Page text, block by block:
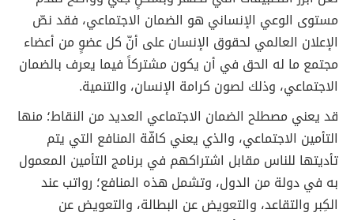
مستوى الوعي الإنساني هو الضمان الاجتماعي، فقد نصّ
الإعلان العالمي لحقوق الإنسان على أنّ كل عضوٍ من أعضاء
مجتمع ما له الحق في أن يكون مشتركاً فيما يعرف بالضمان
الاجتماعي، وذلك لصون كرامة الإنسان، والتنمية.
قد يعني مصطلح الضمان الاجتماعي العديد من النقاط؛ منها
التأمين الاجتماعي، والذي يعني كافّة المنافع التي يتم
تأديتها للناس مقابل اشتراكهم في برنامج التأمين المعمول
به في دولة من الدول، وتشمل هذه المنافع؛ رواتب عند
الكِبر والتقاعد، والتعويض عن البطالة، والتعويض عن